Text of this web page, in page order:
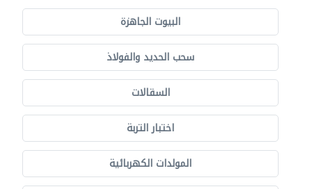
البيوت الجاهزة
سحب الحديد والفولاذ
السقالات
اختبار التربة
المولدات الكهربائية